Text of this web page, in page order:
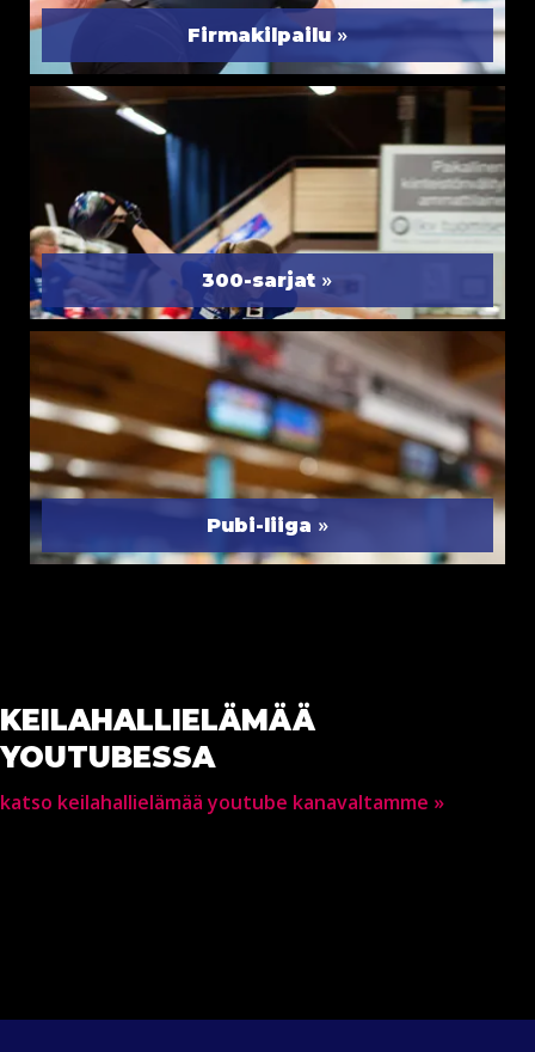
Firmakilpailu»
300-sarjat »
Pubi-liiga »
KEILAHALLIELÄMÄÄ
YOUTUBESSA
katso keilahallielämää youtube kanavaltamme »